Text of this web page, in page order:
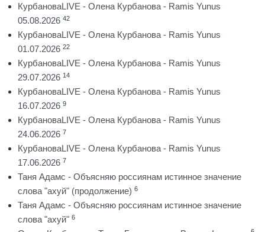
КурбановаLIVE - Олена Курбанова - Ramis Yunus
05.08.2026 42
КурбановаLIVE - Олена Курбанова - Ramis Yunus
01.07.2026 22
КурбановаLIVE - Олена Курбанова - Ramis Yunus
29.07.2026 14
КурбановаLIVE - Олена Курбанова - Ramis Yunus
16.07.2026 9
КурбановаLIVE - Олена Курбанова - Ramis Yunus
24.06.2026 7
КурбановаLIVE - Олена Курбанова - Ramis Yunus
17.06.2026 7
Таня Адамс - Объясняю россиянам истинное значение
слова "ахуй" (продолжение) 6
Таня Адамс - Объясняю россиянам истинное значение
слова "ахуй" 6